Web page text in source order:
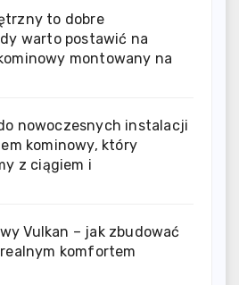
to dobre
warto postawić na
montowany na
nowoczesnych instalacji
kominowy, który
z ciągiem i
Vulkan – jak zbudować
komfortem